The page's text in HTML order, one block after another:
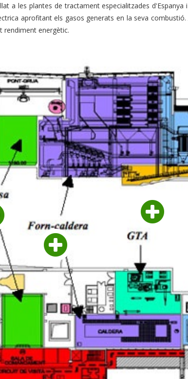
a les plantes de tractament especialitzades
aprofitant els gasos generats en la seva
rendiment energètic.